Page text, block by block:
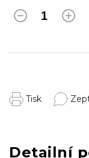
Tisk
Detailní